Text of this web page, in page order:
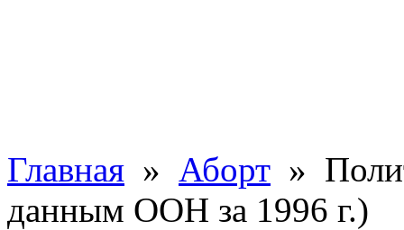
Главная » Аборт »
данным ООН за 1996 г.)